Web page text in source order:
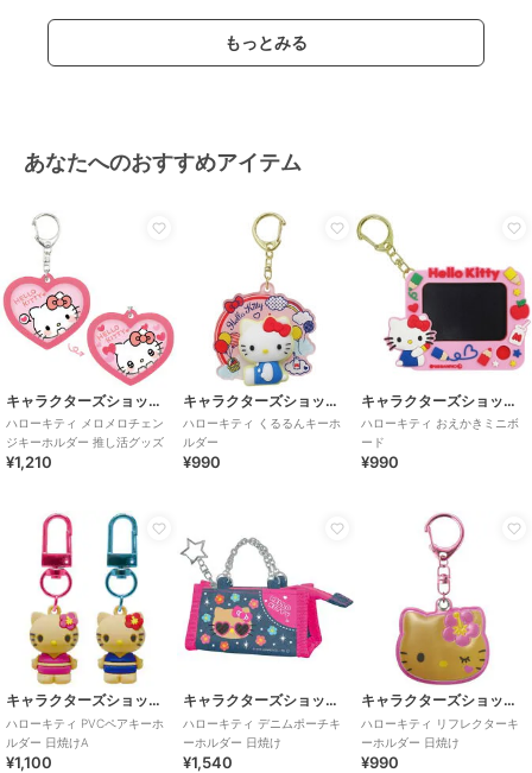
もっとみる
あなたへのおすすめアイテム
キャラクターズショップ ラフラフ
ハローキティ メロメロチェン
ジキーホルダー 推し活グッズ
¥1,210
キャラクターズショップ ラフラフ
ハローキティ くるるんキーホ
ルダー
¥990
キャラクターズショップ ラフラフ
ハローキティ おえかきミニボ
ード
¥990
キャラクターズショップ ラフラフ
ハローキティ PVCペアキーホ
ルダー 日焼けA
¥1,100
キャラクターズショップ ラフラフ
ハローキティ デニムポーチキ
ーホルダー 日焼け
¥1,540
キャラクターズショップ ラフラフ
ハローキティ リフレクターキ
ーホルダー 日焼け
¥990